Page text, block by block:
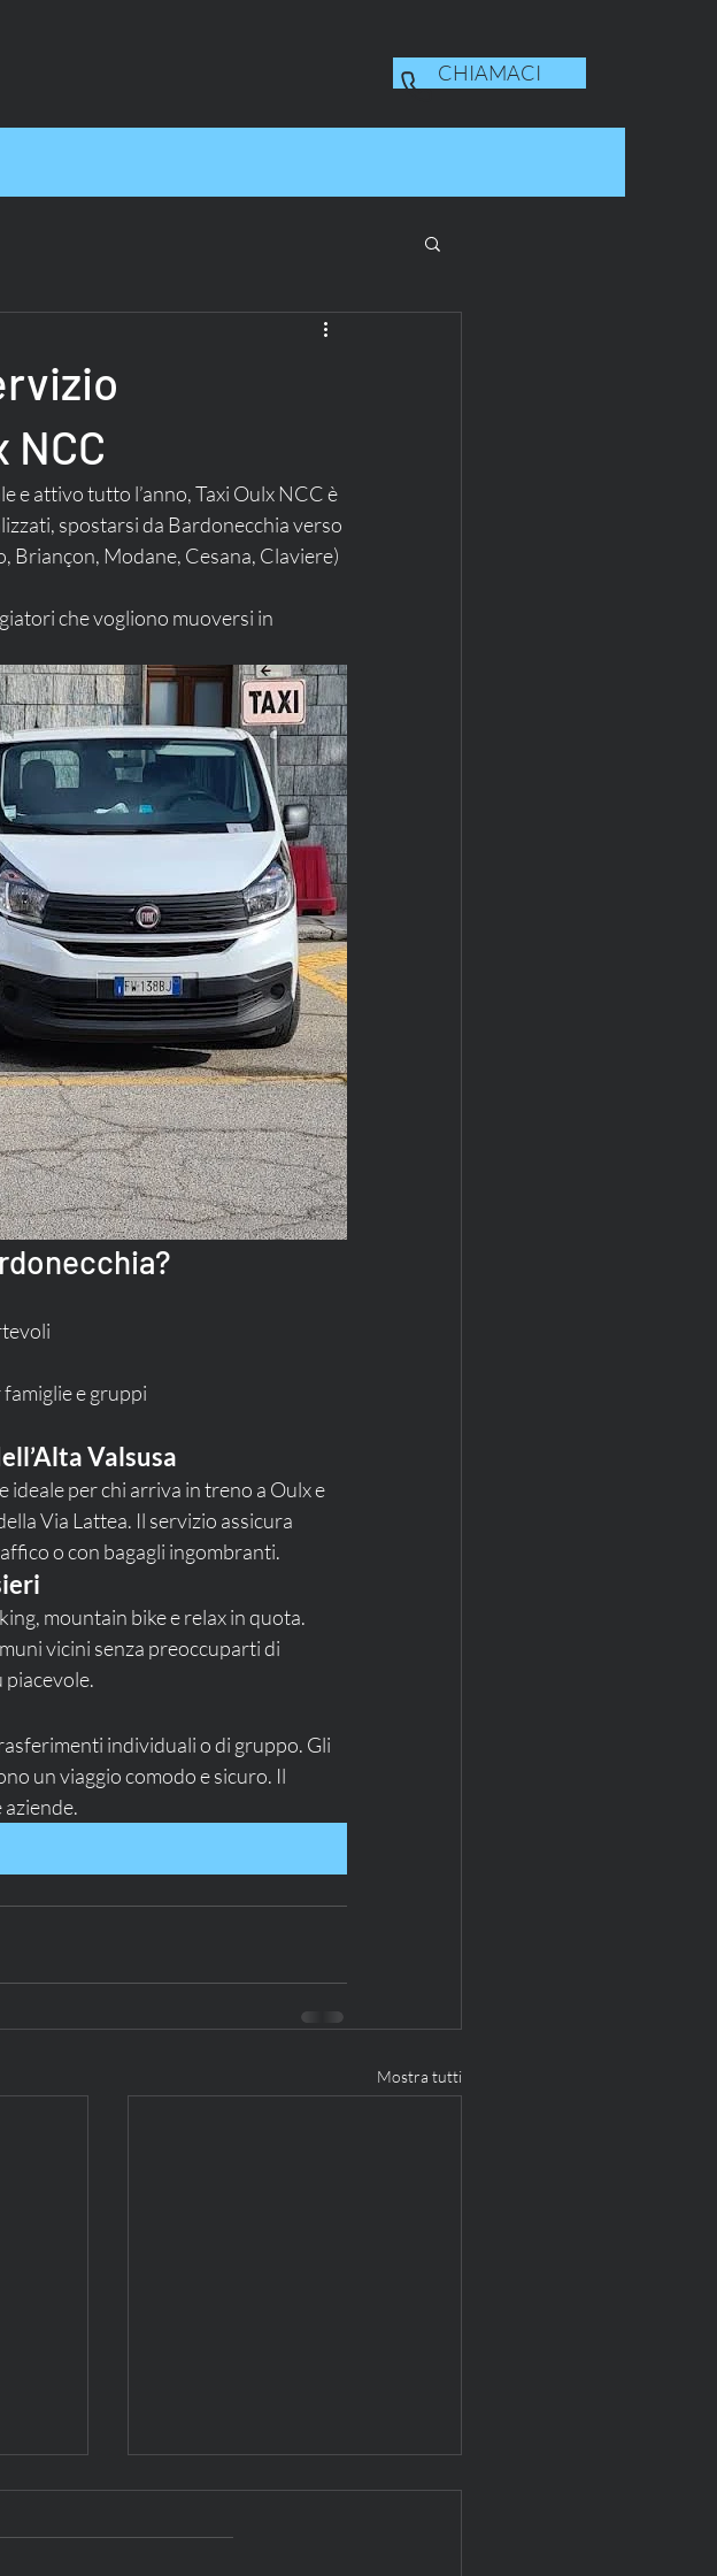
CHIAMACI
e attivo tutto l’anno, Taxi Oulx NCC è
spostarsi da Bardonecchia verso
Briançon, Modane, Cesana, Claviere)
che vogliono muoversi in
e gruppi
Valsusa
ideale per chi arriva in treno a Oulx e
Via Lattea. Il servizio assicura
o con bagagli ingombranti.
mountain bike e relax in quota.
vicini senza preoccuparti di
piacevole.
individuali o di gruppo. Gli
un viaggio comodo e sicuro. Il
Mostra tutti